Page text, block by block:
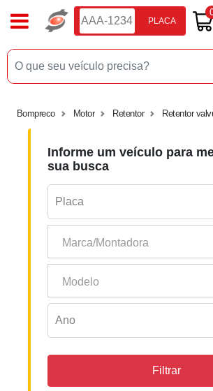
PLACA
Bompreco Motor Retentor Retentor
Informe um veículo para
sua busca
Marca/Montadora
Modelo
Filtrar